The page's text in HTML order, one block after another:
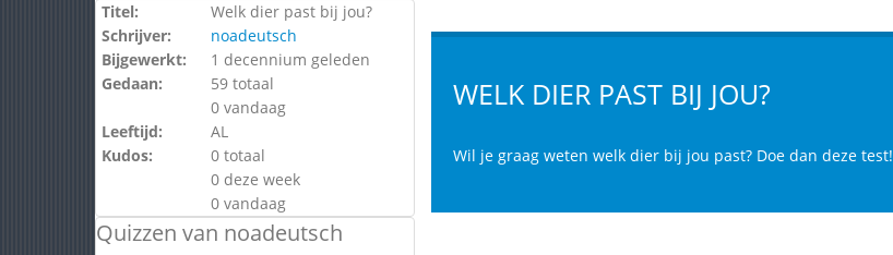
Titel:
Welk dier past bij jou?
Schrijver:
noadeutsch
Bijgewerkt:
1 decennium geleden
Gedaan:
59 totaal
0 vandaag
Leeftijd:
AL
Kudos:
0 totaal
0 deze week
0 vandaag
Quizzen van noadeutsch
WELK DIER PAST BIJ JOU?
Wil je graag weten welk dier bij jou past? Doe dan deze test!